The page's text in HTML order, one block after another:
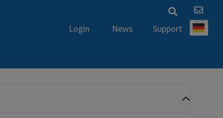
Login News Support